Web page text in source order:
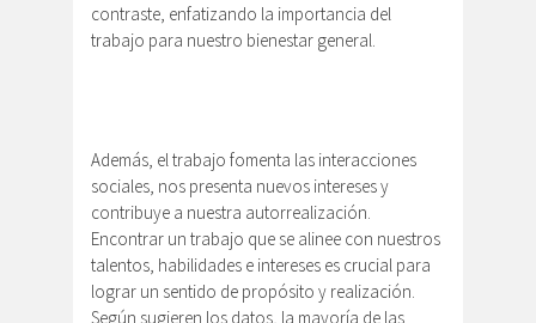
contraste, enfatizando la importancia del
trabajo para nuestro bienestar general.
Además, el trabajo fomenta las interacciones
sociales, nos presenta nuevos intereses y
contribuye a nuestra autorrealización.
Encontrar un trabajo que se alinee con nuestros
talentos, habilidades e intereses es crucial para
lograr un sentido de propósito y realización.
Según sugieren los datos, la mayoría de las